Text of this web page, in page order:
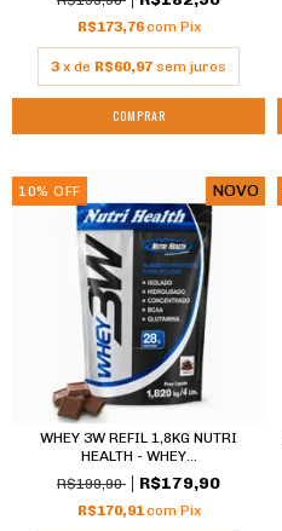
R$173,76com Pix
3 x de R$60,97 sem juros
COMPRAR
10% OFF NOVO
WHEY 3W REFIL 1,8KG NUTRI
HEALTH - WHEY...
R$199,90
R$179,90
R$170,91com Pix